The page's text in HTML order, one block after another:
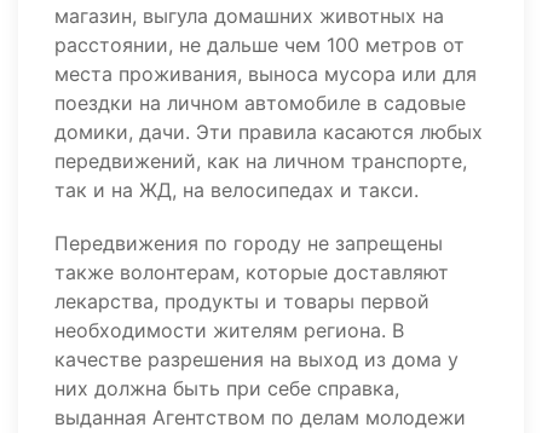
магазин, выгула домашних животных на
расстоянии, не дальше чем 100 метров от
места проживания, выноса мусора или для
поездки на личном автомобиле в садовые
домики, дачи. Эти правила касаются любых
передвижений, как на личном транспорте,
так и на ЖД, на велосипедах и такси.
Передвижения по городу не запрещены
также волонтерам, которые доставляют
лекарства, продукты и товары первой
необходимости жителям региона. В
качестве разрешения на выход из дома у
них должна быть при себе справка,
выданная Агентством по делам молодежи